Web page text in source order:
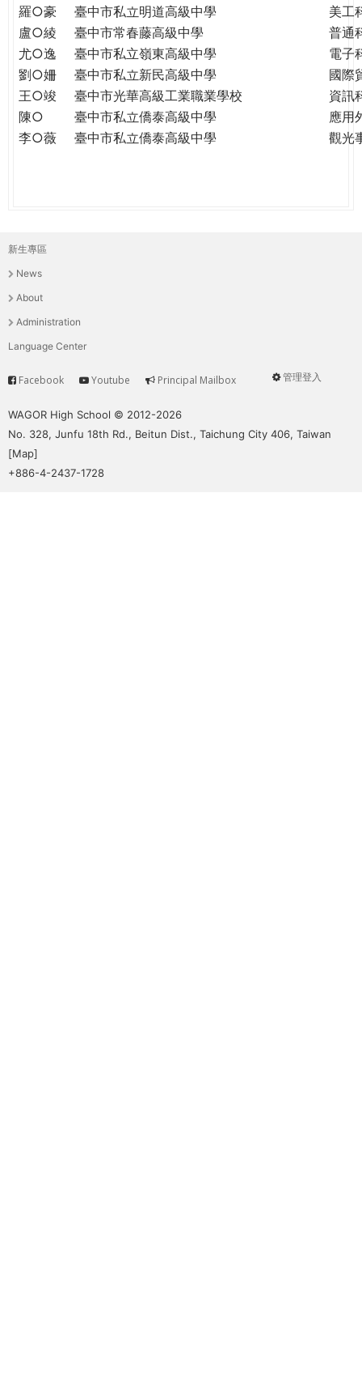
羅○豪
臺中市私立明道高級中學
美工
盧○綾
臺中市常春藤高級中學
普通
尤○逸
臺中市私立嶺東高級中學
電子
劉○姍
臺中市私立新民高級中學
國際
王○竣
臺中市光華高級工業職業學校
資訊
陳○
臺中市私立僑泰高級中學
應用
李○薇
臺中市私立僑泰高級中學 觀光
主
選
單
新生專區
News
About
Administration
Language Center
User
管理登入
Service
Facebook Youtube Principal Mailbox
WAGOR High School © 2012-2026
No. 328, Junfu 18th Rd., Beitun Dist., Taichung City 406, Taiwan
[Map]
+886-4-2437-1728